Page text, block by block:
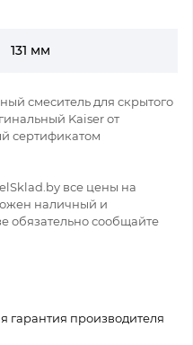
131 мм
смеситель для скрытого
Kaiser от
сертификатом
все цены на
наличный и
обязательно сообщайте
гарантия производителя